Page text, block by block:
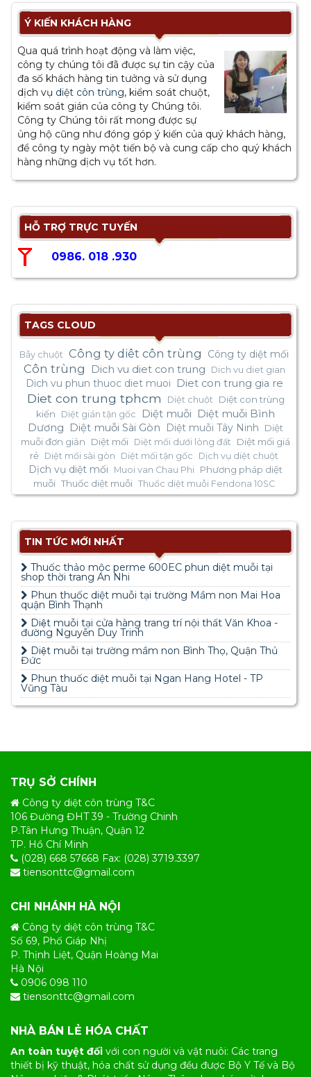
Ý KIẾN KHÁCH HÀNG
Qua quá trình hoạt động và làm việc,
công ty chúng tôi đã được sự tin cậy của
đa số khách hàng tin tưởng và sử dụng
dịch vụ diệt côn trùng, kiểm soát chuột,
kiểm soát gián của công ty Chúng tôi.
Công ty Chúng tôi rất mong được sự
ủng hộ cũng như đóng góp ý kiến của quý khách hàng,
để công ty ngày một tiến bộ và cung cấp cho quý khách
hàng những dịch vụ tốt hơn.
HỖ TRỢ TRỰC TUYẾN
0986. 018 .930
TAGS CLOUD
Bẫy chuột Công ty diêt côn trùng Công ty diệt mối
Côn trùng Dich vu diet con trung Dich vu diet gian
Dich vu phun thuoc diet muoi Diet con trung gia re
Diet con trung tphcm Diệt chuột
Diệt con trùng
kiến
Diệt gián tận gốc Diệt muỗi
Diệt muỗi Bình
Dương
Diệt muỗi Sài Gòn Diệt muỗi Tây Ninh
Diệt
muỗi đơn giản
Diệt mối Diệt mối dưới lòng đất
Diệt mối giá
rẻ Diệt mối sài gòn Diệt mối tận gốc Dịch vụ diệt chuột
Dịch vụ diệt mối Muoi van Chau Phi
Phương pháp diệt
muỗi Thuốc diệt muỗi Thuốc diệt muỗi Fendona 10SC
TIN TỨC MỚI NHẤT
Thuốc thảo mộc perme 600EC phun diệt muỗi tại
shop thời trang An Nhi
Phun thuốc diệt muỗi tại trường Mầm non Mai Hoa
quận Bình Thạnh
Diệt muỗi tại cửa hàng trang trí nội thất Văn Khoa -
đường Nguyễn Duy Trinh
Diệt muỗi tại trường mầm non Bình Thọ, Quận Thủ
Đức
Phun thuốc diệt muỗi tại Ngan Hang Hotel - TP
Vũng Tàu
TRỤ SỞ CHÍNH
Công ty diệt côn trùng T&C
106 Đường ĐHT 39 - Trường Chinh
P.Tân Hưng Thuận, Quận 12
TP. Hồ Chí Minh
(028) 668 57668 Fax: (028) 3719.3397
tiensonttc@gmail.com
CHI NHÁNH HÀ NỘI
Công ty diệt côn trùng T&C
Số 69, Phố Giáp Nhị
P. Thịnh Liệt, Quận Hoàng Mai
Hà Nội
0906 098 110
tiensonttc@gmail.com
NHÀ BÁN LẺ HÓA CHẤT
An toàn tuyệt đối với con người và vật nuôi: Các trang
thiết bị kỹ thuật, hóa chất sử dụng đều được Bộ Y Tế và Bộ